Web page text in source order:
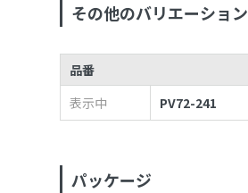
その他のバリエーション
品番
表示中
PV72-241
パッケージ